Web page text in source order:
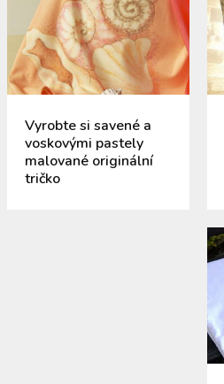
Vyrobte si savené a
voskovými pastely
malované originální
tričko